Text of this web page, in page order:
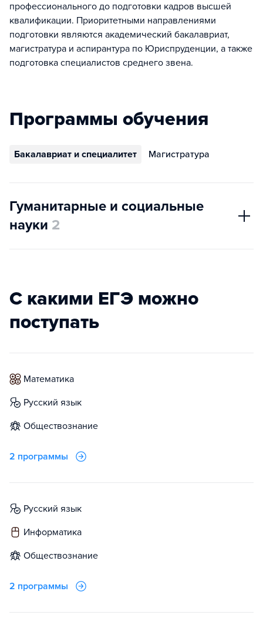
профессионального до подготовки кадров высшей
квалификации. Приоритетными направлениями
подготовки являются академический бакалавриат,
магистратура и аспирантура по Юриспруденции, а также
подготовка специалистов среднего звена.
Программы обучения
Бакалавриат и специалитет Магистратура
Гуманитарные и социальные
науки 2
С какими ЕГЭ можно
поступать
математика
русский язык
обществознание
2 программы
русский язык
информатика
обществознание
2 программы